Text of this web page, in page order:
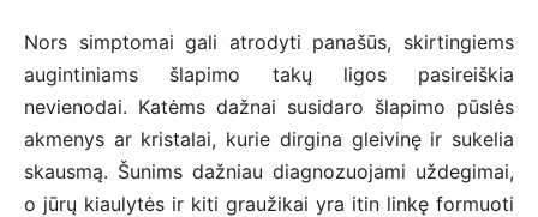
Nors simptomai gali atrodyti panašūs, skirtingiems
augintiniams šlapimo takų ligos pasireiškia
nevienodai. Katėms dažnai susidaro šlapimo pūslės
akmenys ar kristalai, kurie dirgina gleivinę ir sukelia
skausmą. Šunims dažniau diagnozuojami uždegimai,
o jūrų kiaulytės ir kiti graužikai yra itin linkę formuoti